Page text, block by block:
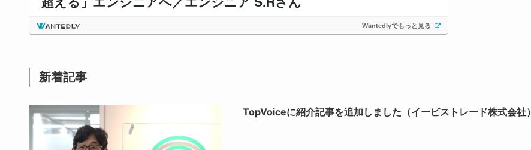
新着記事
TopVoiceに紹介記事を追加しました（イービストレード株式会社）